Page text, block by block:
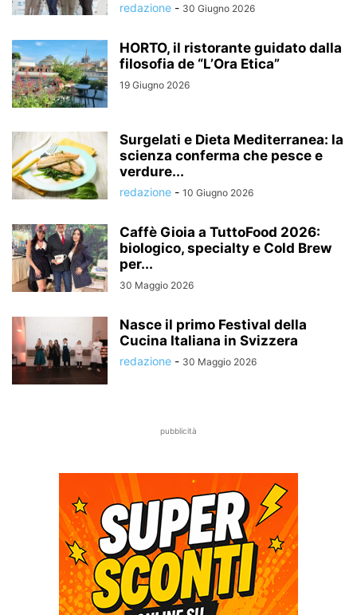
redazione - 30 Giugno 2026
HORTO, il ristorante guidato dalla
filosofia de “L’Ora Etica”
19 Giugno 2026
Surgelati e Dieta Mediterranea: la
scienza conferma che pesce e
verdure...
redazione - 10 Giugno 2026
Caffè Gioia a TuttoFood 2026:
biologico, specialty e Cold Brew
per...
30 Maggio 2026
Nasce il primo Festival della
Cucina Italiana in Svizzera
redazione - 30 Maggio 2026
pubblicità